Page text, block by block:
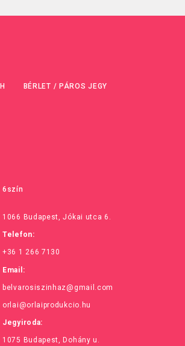
BÉRLET / PÁROS JEGY
6szín
1066 Budapest, Jókai utca 6.
Telefon:
+36 1 266 7130
Email:
belvarosiszinhaz@gmail.com
orlai@orlaiprodukcio.hu
Jegyiroda:
1075 Budapest, Dohány u.